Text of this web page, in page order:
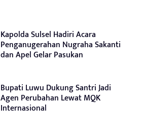
Kapolda Sulsel Hadiri Acara
Penganugerahan Nugraha Sakanti
dan Apel Gelar Pasukan
Bupati Luwu Dukung Santri Jadi
Agen Perubahan Lewat MQK
Internasional